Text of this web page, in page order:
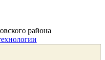
района